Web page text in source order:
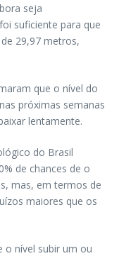
seja
suficiente para que
29,97 metros,
que o nível do
próximas semanas
lentamente.
do Brasil
de chances de o
mas, em termos de
maiores que os
o nível subir um ou